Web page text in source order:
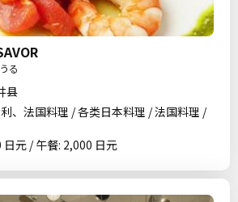
る
县
、法国料理 / 各类日本料理 / 法国料理 /
元 / 午餐: 2,000 日元